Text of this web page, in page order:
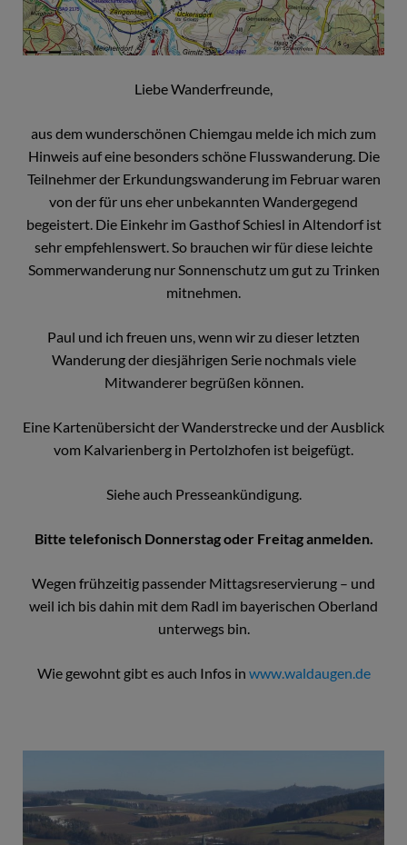
Liebe Wanderfreunde,
aus dem wunderschönen Chiemgau melde ich mich zum
Hinweis auf eine besonders schöne Flusswanderung. Die
Teilnehmer der Erkundungswanderung im Februar waren
von der für uns eher unbekannten Wandergegend
begeistert. Die Einkehr im Gasthof Schiesl in Altendorf ist
sehr empfehlenswert. So brauchen wir für diese leichte
Sommerwanderung nur Sonnenschutz um gut zu Trinken
mitnehmen.
Paul und ich freuen uns, wenn wir zu dieser letzten
Wanderung der diesjährigen Serie nochmals viele
Mitwanderer begrüßen können.
Eine Kartenübersicht der Wanderstrecke und der Ausblick
vom Kalvarienberg in Pertolzhofen ist beigefügt.
Siehe auch Presseankündigung.
Bitte telefonisch Donnerstag oder Freitag anmelden.
Wegen frühzeitig passender Mittagsreservierung – und
weil ich bis dahin mit dem Radl im bayerischen Oberland
unterwegs bin.
Wie gewohnt gibt es auch Infos in www.waldaugen.de